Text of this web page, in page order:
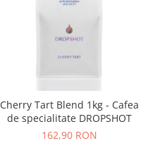
Cherry Tart Blend 1kg - Cafea
de specialitate DROPSHOT
162,90 RON